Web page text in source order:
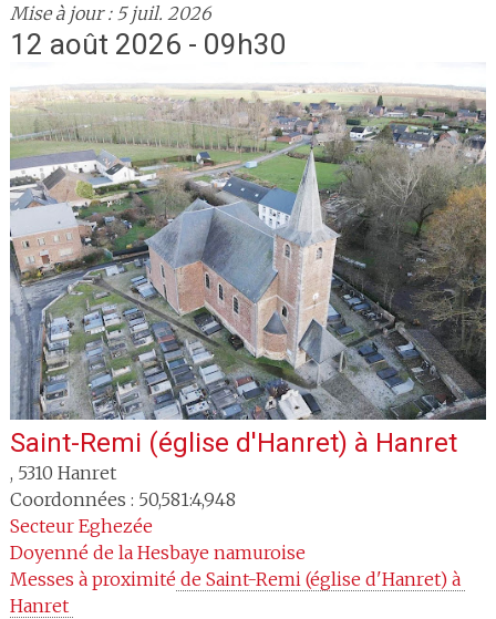
Mise à jour : 5 juil. 2026
12 août 2026 - 09h30
Saint-Remi (église d'Hanret) à Hanret
, 5310 Hanret
Coordonnées : 50,581:4,948
Secteur Eghezée
Doyenné de la Hesbaye namuroise
Messes à proximité de Saint-Remi (église d'Hanret) à
Hanret